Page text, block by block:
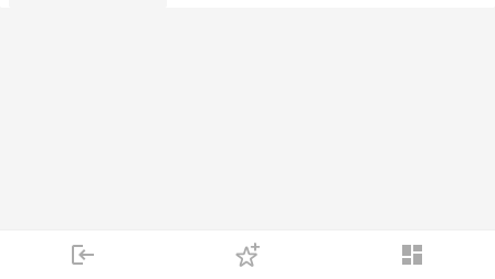
login dashboard
下單